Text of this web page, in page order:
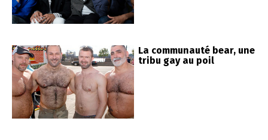
La communauté bear, une
tribu gay au poil